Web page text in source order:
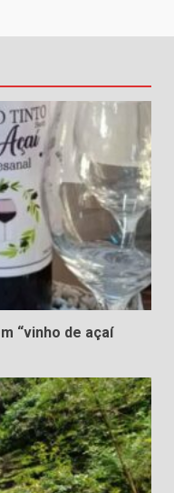
“vinho de açaí